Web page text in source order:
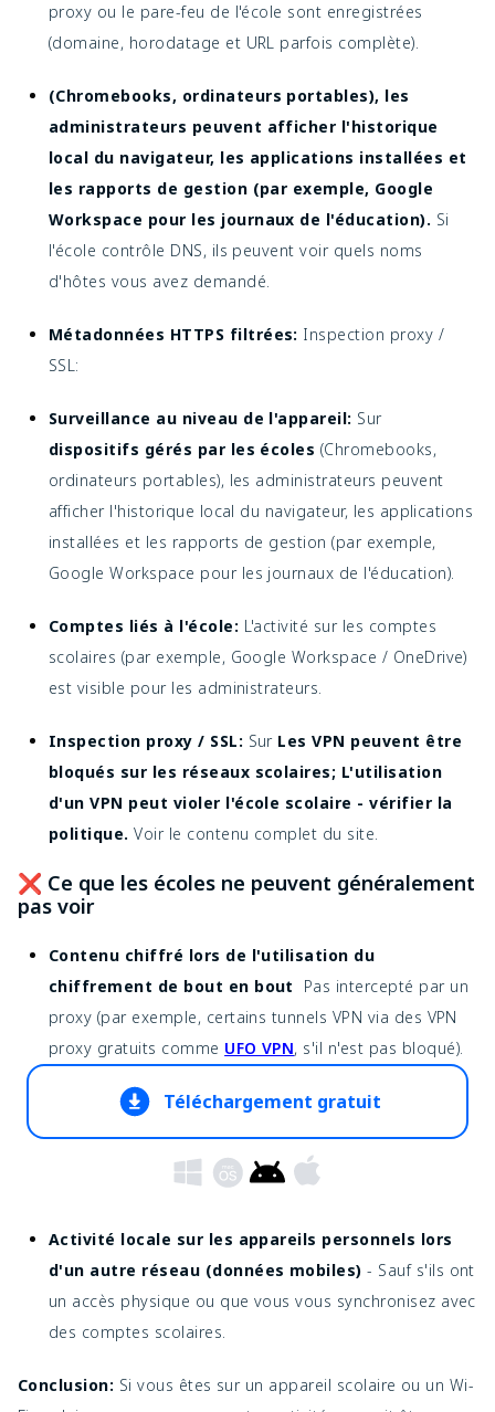
proxy ou le pare-feu de l'école sont enregistrées
(domaine, horodatage et URL parfois complète).
(Chromebooks, ordinateurs portables), les
administrateurs peuvent afficher l'historique
local du navigateur, les applications installées et
les rapports de gestion (par exemple, Google
Workspace pour les journaux de l'éducation). Si
l'école contrôle DNS, ils peuvent voir quels noms
d'hôtes vous avez demandé.
Métadonnées HTTPS filtrées: Inspection proxy /
SSL:
Surveillance au niveau de l'appareil: Sur
dispositifs gérés par les écoles (Chromebooks,
ordinateurs portables), les administrateurs peuvent
afficher l'historique local du navigateur, les applications
installées et les rapports de gestion (par exemple,
Google Workspace pour les journaux de l'éducation).
Comptes liés à l'école: L'activité sur les comptes
scolaires (par exemple, Google Workspace / OneDrive)
est visible pour les administrateurs.
Inspection proxy / SSL: Sur Les VPN peuvent être
bloqués sur les réseaux scolaires; L'utilisation
d'un VPN peut violer l'école scolaire - vérifier la
politique.Voir le contenu complet du site.
❌ Ce que les écoles ne peuvent généralement
pas voir
Contenu chiffré lors de l'utilisation du
chiffrement de bout en bout
Pas intercepté par un
proxy (par exemple, certains tunnels VPN via des VPN
proxy gratuits comme UFO VPN, s'il n'est pas bloqué).
Téléchargement gratuit
Activité locale sur les appareils personnels lors
d'un autre réseau (données mobiles)- Sauf s'ils ont
un accès physique ou que vous vous synchronisez avec
des comptes scolaires.
Conclusion: Si vous êtes sur un appareil scolaire ou un Wi-